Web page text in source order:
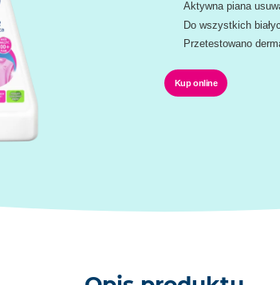
Aktywna piana
Do wszystkich
Przetestowano
Kup online